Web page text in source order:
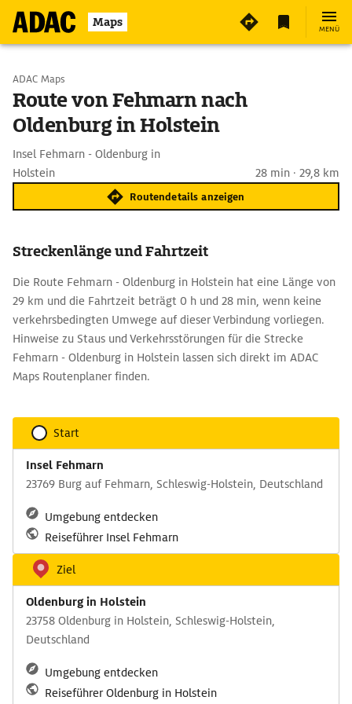
Maps MENÜ
Start wählen
Ziel eingeben
ADAC Maps
Route von Fehmarn nach
Oldenburg in Holstein
Insel Fehmarn - Oldenburg in
Holstein
28 min · 29,8 km
Routendetails anzeigen
Streckenlänge und Fahrtzeit
Die Route Fehmarn - Oldenburg in Holstein hat eine Länge von
29 km und die Fahrtzeit beträgt 0 h und 28 min, wenn keine
verkehrsbedingten Umwege auf dieser Verbindung vorliegen.
Hinweise zu Staus und Verkehrsstörungen für die Strecke
Fehmarn - Oldenburg in Holstein lassen sich direkt im ADAC
Maps Routenplaner finden.
Start
Insel Fehmarn
23769 Burg auf Fehmarn, Schleswig-Holstein, Deutschland
Umgebung entdecken
Reiseführer Insel Fehmarn
Ziel
Oldenburg in Holstein
23758 Oldenburg in Holstein, Schleswig-Holstein,
Deutschland
Umgebung entdecken
Reiseführer Oldenburg in Holstein